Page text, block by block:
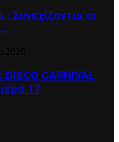
Συνεχίζονται οι
CARNIVAL
17